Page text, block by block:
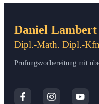
Daniel Lambert
Dipl.-Math. Dipl.-
Prüfungsvorbereitung mit